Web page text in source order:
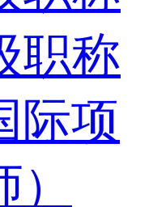
职称
际项